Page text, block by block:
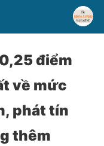
điểm
về mức
phát tín
thêm